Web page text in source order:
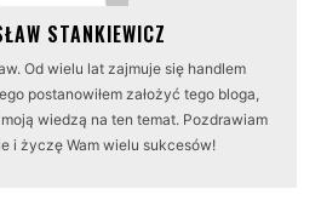
STANKIEWICZ
Od wielu lat zajmuje się handlem
postanowiłem założyć tego bloga,
wiedzą na ten temat. Pozdrawiam
i życzę Wam wielu sukcesów!